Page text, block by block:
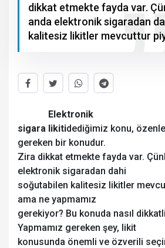
dikkat etmekte fayda var.
anda elektronik sigaradan
kalitesiz likitler mevcuttur
Elektronik
sigara likitidediğimiz konu,
gereken bir konudur.
Zira dikkat etmekte fayda var.
elektronik sigaradan dahi
soğutabilen kalitesiz likitler
ama ne yapmamız
gerekiyor? Bu konuda nasıl
Yapmamız gereken şey, likit
konusunda önemli ve özverili